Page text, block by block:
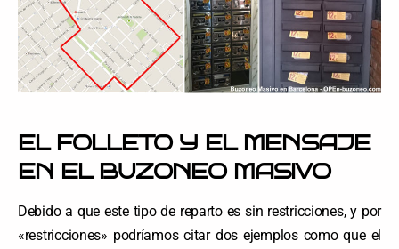
EL FOLLETO Y EL MENSAJE
EN EL BUZONEO MASIVO
Debido a que este tipo de reparto es sin restricciones, y por
«restricciones» podríamos citar dos ejemplos como que el